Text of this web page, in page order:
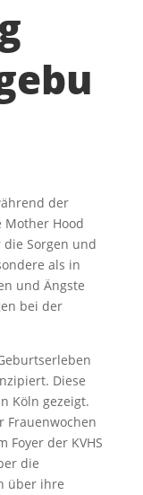
der
Mother Hood
Sorgen und
als in
und Ängste
bei der
Diese
Köln gezeigt.
Frauenwochen
Foyer der KVHS
die
über ihre